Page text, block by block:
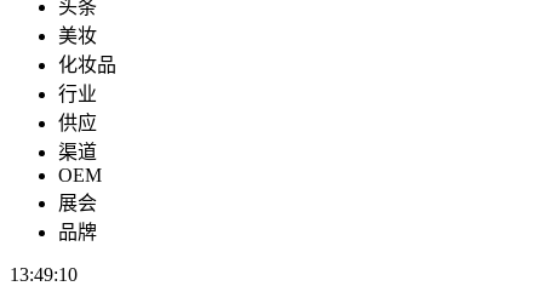
头条
美妆
化妆品
行业
供应
渠道
OEM
展会
品牌
13:49:12